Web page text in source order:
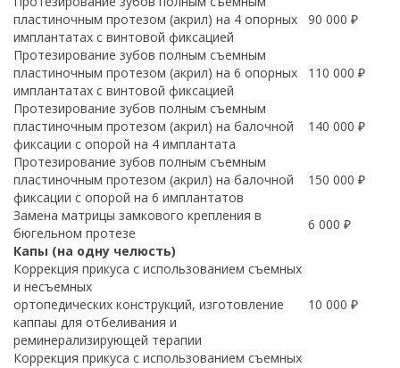
пластиночным протезом (акрил) на 4 опорных
имплантатах с винтовой фиксацией
90 000 ₽
Протезирование зубов полным съемным
пластиночным протезом (акрил) на 6 опорных
имплантатах с винтовой фиксацией
110 000 ₽
Протезирование зубов полным съемным
пластиночным протезом (акрил) на балочной
фиксации с опорой на 4 имплантата
140 000 ₽
Протезирование зубов полным съемным
пластиночным протезом (акрил) на балочной
фиксации с опорой на 6 имплантатов
150 000 ₽
Замена матрицы замкового крепления в
бюгельном протезе
6 000 ₽
Капы (на одну челюсть)
Коррекция прикуса с использованием съемных
и несъемных
ортопедических конструкций, изготовление
каппаы для отбеливания и
реминерализирующей терапии
10 000 ₽
Коррекция прикуса с использованием съемных